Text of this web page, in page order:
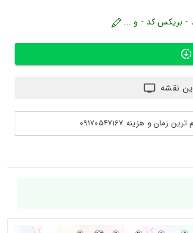
- بریکس کد - و ...
نقشه
و هزینه 09170547167